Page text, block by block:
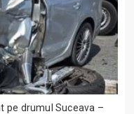
pe drumul Suceava –